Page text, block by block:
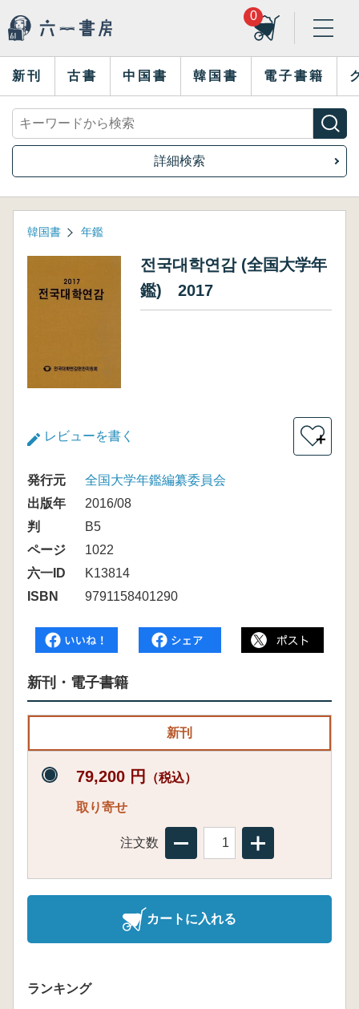
0
新刊 古書 中国書 韓国書 電子書籍
詳細検索
韓国書 年鑑
전국대학연감 (全国大学年
鑑) 2017
レビューを書く ＋
発行元
全国大学年鑑編纂委員会
出版年
2016/08
判
B5
ページ
1022
六一ID
K13814
ISBN
9791158401290
新刊・電子書籍
新刊
79,200 円 （税込）
取り寄せ
注文数
カートに入れる
ランキング